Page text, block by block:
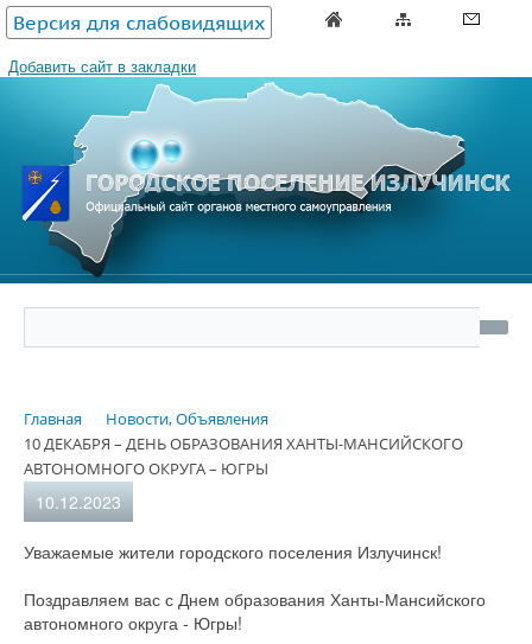
Версия для слабовидящих
Добавить сайт в закладки
Главная
Новости, Объявления
10 ДЕКАБРЯ – ДЕНЬ ОБРАЗОВАНИЯ ХАНТЫ-МАНСИЙСКОГО
АВТОНОМНОГО ОКРУГА – ЮГРЫ
10.12.2023
Уважаемые жители городского поселения Излучинск!
Поздравляем вас с Днем образования Ханты-Мансийского
автономного округа - Югры!